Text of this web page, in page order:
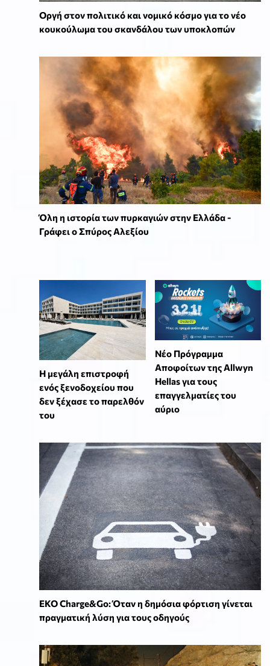
Οργή στον πολιτικό και νομικό κόσμο για το νέο
κουκούλωμα του σκανδάλου των υποκλοπών
Όλη η ιστορία των πυρκαγιών στην Ελλάδα -
Γράφει ο Σπύρος Αλεξίου
Η μεγάλη επιστροφή
ενός ξενοδοχείου που
δεν ξέχασε το παρελθόν
του
Νέο Πρόγραμμα
Αποφοίτων της Allwyn
Hellas για τους
επαγγελματίες του
αύριο
EKO Charge&Go: Όταν η δημόσια φόρτιση γίνεται
πραγματική λύση για τους οδηγούς